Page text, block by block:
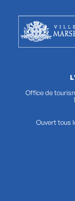
Office de
Ouvert tous